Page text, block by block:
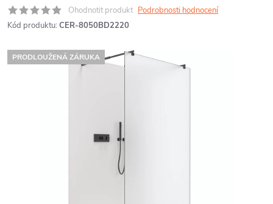
Ohodnotit produkt Podrobnosti hodnocení
Kód produktu: CER-8050BD2220
PRODLOUŽENÁ ZÁRUKA